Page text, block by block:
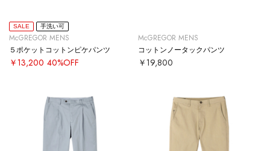
SALE 手洗い可
McGREGOR MENS
５ポケットコットンピケパンツ
￥13,200 40%OFF
McGREGOR MENS
コットンノータックパンツ
￥19,800